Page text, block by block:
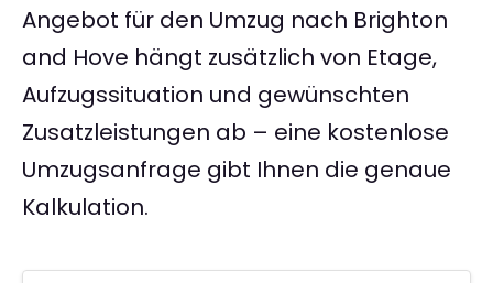
Angebot für den Umzug nach Brighton
and Hove hängt zusätzlich von Etage,
Aufzugssituation und gewünschten
Zusatzleistungen ab – eine kostenlose
Umzugsanfrage gibt Ihnen die genaue
Kalkulation.